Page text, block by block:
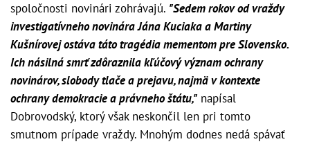
spoločnosti novinári zohrávajú. "Sedem rokov od vraždy
investigatívneho novinára Jána Kuciaka a Martiny
Kušnírovej ostáva táto tragédia mementom pre Slovensko.
Ich násilná smrť zdôraznila kľúčový význam ochrany
novinárov, slobody tlače a prejavu, najmä v kontexte
ochrany demokracie a právneho štátu," napísal
Dobrovodský, ktorý však neskončil len pri tomto
smutnom prípade vraždy. Mnohým dodnes nedá spávať